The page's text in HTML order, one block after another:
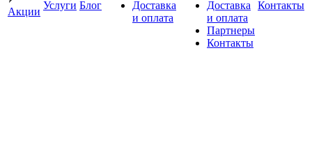
Акции
Услуги Блог
Доставка
и оплата
Доставка
и оплата
Партнеры
Контакты
Контакты